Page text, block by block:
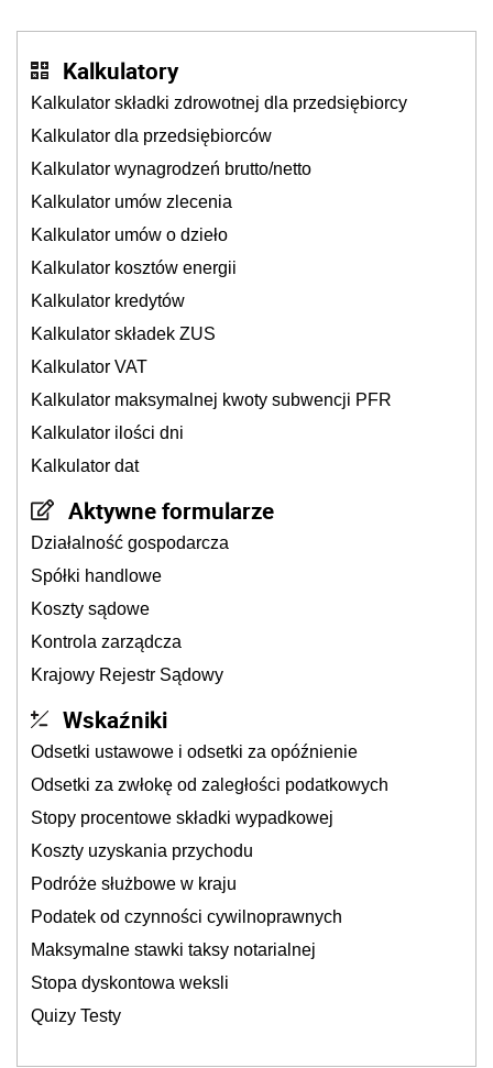
Kalkulatory
Kalkulator składki zdrowotnej dla przedsiębiorcy
Kalkulator dla przedsiębiorców
Kalkulator wynagrodzeń brutto/netto
Kalkulator umów zlecenia
Kalkulator umów o dzieło
Kalkulator kosztów energii
Kalkulator kredytów
Kalkulator składek ZUS
Kalkulator VAT
Kalkulator maksymalnej kwoty subwencji PFR
Kalkulator ilości dni
Kalkulator dat
Aktywne formularze
Działalność gospodarcza
Spółki handlowe
Koszty sądowe
Kontrola zarządcza
Krajowy Rejestr Sądowy
Wskaźniki
Odsetki ustawowe i odsetki za opóźnienie
Odsetki za zwłokę od zaległości podatkowych
Stopy procentowe składki wypadkowej
Koszty uzyskania przychodu
Podróże służbowe w kraju
Podatek od czynności cywilnoprawnych
Maksymalne stawki taksy notarialnej
Stopa dyskontowa weksli
Quizy Testy